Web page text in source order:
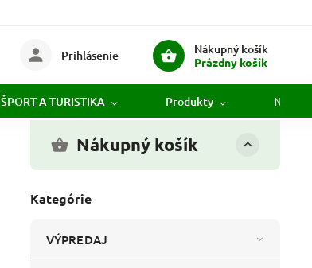
Nákupný košík
Prázdny košík
Prihlásenie
ŠPORT A TURISTIKA Produkty
Nákupný košík
Kategórie
VÝPREDAJ